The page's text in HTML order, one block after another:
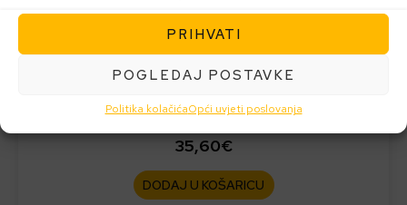
PRIHVATI
POGLEDAJ POSTAVKE
Politika kolačićaOpći uvjeti poslovanja
MYRKL
kapsule za energiju i svježinu sljedeći dan, bez mamurluka
35,60€
DODAJ U KOŠARICU